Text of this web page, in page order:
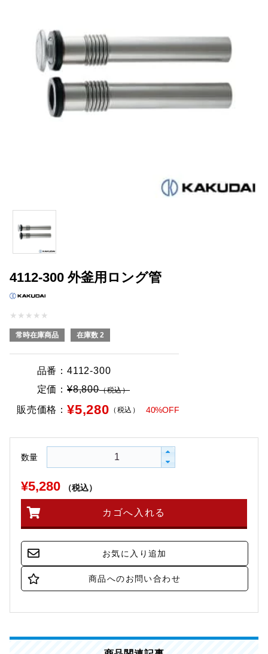
4112-300 外釜用ロング管
★ ★ ★ ★ ★
常時在庫商品 在庫数 2
品番： 4112-300
定価： ¥8,800（税込）
販売価格： ¥5,280 （税込） 40%OFF
数量
¥5,280 （税込）